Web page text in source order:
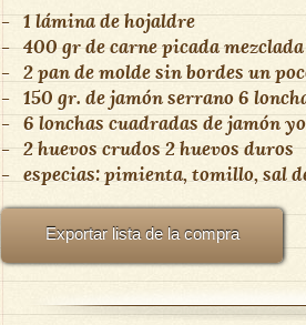
- 1 lámina de hojaldre
- 400 gr de carne picada
- 2 pan de molde sin bordes un
- 150 gr. de jamón serrano 6
- 6 lonchas cuadradas de jamón
- 2 huevos crudos 2 huevos duros
- especias: pimienta, tomillo, sal
Exportar lista de la compra